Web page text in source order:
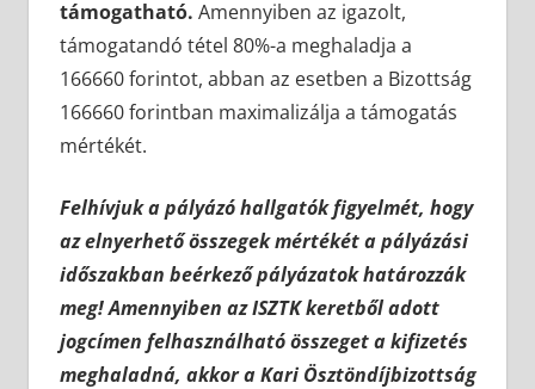
támogatható. Amennyiben az igazolt,
támogatandó tétel 80%-a meghaladja a
166660 forintot, abban az esetben a Bizottság
166660 forintban maximalizálja a támogatás
mértékét.
Felhívjuk a pályázó hallgatók figyelmét, hogy
az elnyerhető összegek mértékét a pályázási
időszakban beérkező pályázatok határozzák
meg! Amennyiben az ISZTK keretből adott
jogcímen felhasználható összeget a kifizetés
meghaladná, akkor a Kari Ösztöndíjbizottság